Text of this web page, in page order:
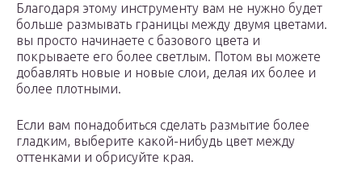
Благодаря этому инструменту вам не нужно будет
больше размывать границы между двумя цветами.
вы просто начинаете с базового цвета и
покрываете его более светлым. Потом вы можете
добавлять новые и новые слои, делая их более и
более плотными.
Если вам понадобиться сделать размытие более
гладким, выберите какой-нибудь цвет между
оттенками и обрисуйте края.